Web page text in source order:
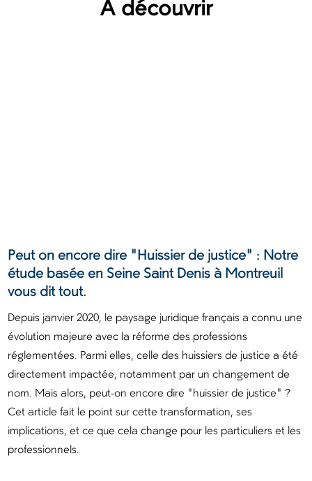
À découvrir
Peut on encore dire "Huissier de justice" : Notre
étude basée en Seine Saint Denis à Montreuil
vous dit tout.
Depuis janvier 2020, le paysage juridique français a connu une
évolution majeure avec la réforme des professions
réglementées. Parmi elles, celle des huissiers de justice a été
directement impactée, notamment par un changement de
nom. Mais alors, peut-on encore dire "huissier de justice" ?
Cet article fait le point sur cette transformation, ses
implications, et ce que cela change pour les particuliers et les
professionnels.